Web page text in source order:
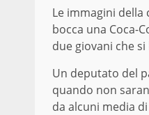
Le immagini
bocca una Coca-
due giovani che
Un deputato del
quando non
da alcuni media